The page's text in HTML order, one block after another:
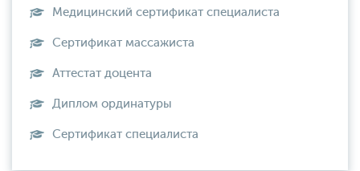
Медицинский сертификат специалиста
Сертификат массажиста
Аттестат доцента
Диплом ординатуры
Сертификат специалиста